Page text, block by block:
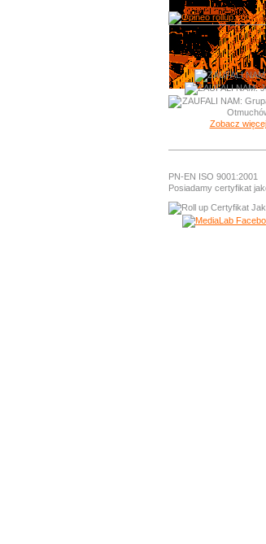
ZAUFALI
Zobacz
PN-EN ISO 9001:2001
Posiadamy certyfikat